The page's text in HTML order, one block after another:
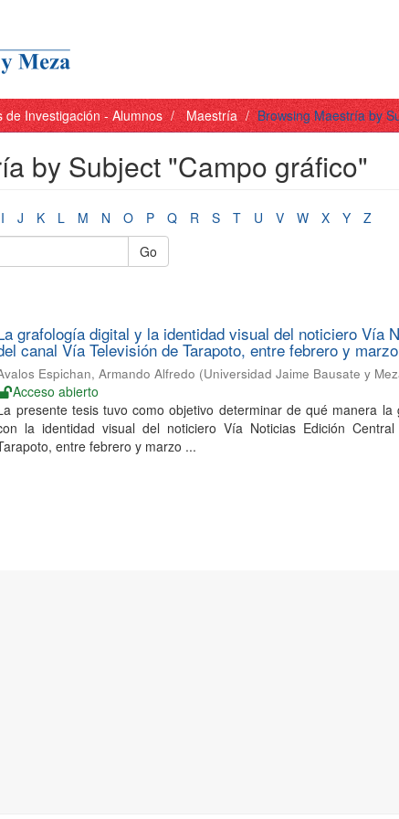
de Investigación - Alumnos Maestría Browsing Maestría by
by Subject "Campo gráfico"
I J K L M N O P Q R S T U V W X Y
Z
Go
grafología digital y la identidad visual del noticiero Vía
canal Vía Televisión de Tarapoto, entre febrero y
Espichan, Armando Alfredo (Universidad Jaime Bausate y
Acceso abierto
presente tesis tuvo como objetivo determinar de qué manera la
la identidad visual del noticiero Vía Noticias Edición
entre febrero y marzo ...